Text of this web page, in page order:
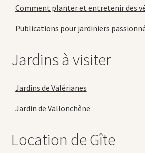
Comment planter et entretenir des
Publications pour jardiniers
Jardins à visiter
Jardins de Valérianes
Jardin de Vallonchêne
Location de Gîte